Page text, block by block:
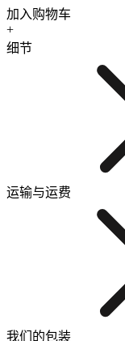
加入购物车
+
细节
运输与运费
我们的包装